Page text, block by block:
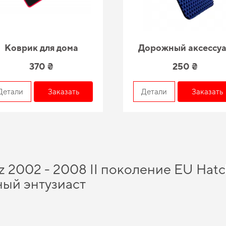
Коврик для дома
370 ₴
Заказать
Дорожный
250 ₴
Детали Заказать
2002 - 2008 II поколение EU
энтузиаст
комфорт от использования